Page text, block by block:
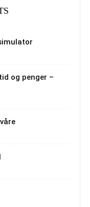
og penger –